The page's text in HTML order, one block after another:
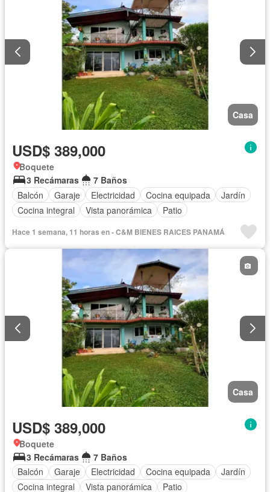
Casa
USD$ 389,000
Boquete
3 Recámaras
7 Baños
Balcón
Garaje Electricidad Cocina equipada
Jardín
Cocina integral
Vista panorámica Patio
Hace 1 semana, 11 horas en - C&M BIENES RAICES PANAMÁ
Casa
USD$ 389,000
Boquete
3 Recámaras
7 Baños
Balcón
Garaje Electricidad Cocina equipada
Jardín
Cocina integral
Vista panorámica Patio